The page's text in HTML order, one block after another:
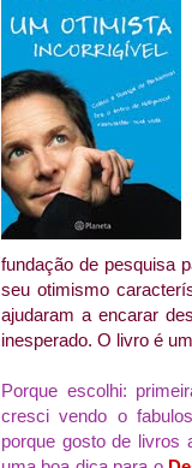
fundação de pesquisa
seu otimismo
ajudaram a encarar
inesperado. O livro é
Porque escolhi:
cresci vendo o
porque gosto de livros